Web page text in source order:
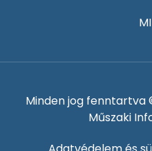
Minden jog fenntartva
Műszaki